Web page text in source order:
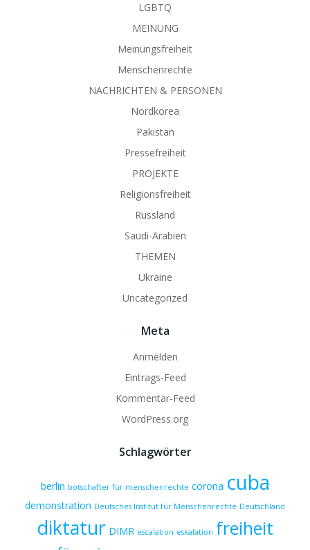
LGBTQ
MEINUNG
Meinungsfreiheit
Menschenrechte
NACHRICHTEN & PERSONEN
Nordkorea
Pakistan
Pressefreiheit
PROJEKTE
Religionsfreiheit
Russland
Saudi-Arabien
THEMEN
Ukraine
Uncategorized
Meta
Anmelden
Eintrags-Feed
Kommentar-Feed
WordPress.org
Schlagwörter
berlin botschafter für menschenrechte corona cuba
demonstration Deutsches Institut für Menschenrechte Deutschland
diktatur DIMR escalation eskalation freiheit